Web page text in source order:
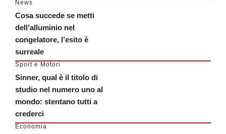
News
Cosa succede se metti
dell’alluminio nel
congelatore, l’esito è
surreale
Sport e Motori
Sinner, qual è il titolo di
studio nel numero uno al
mondo: stentano tutti a
crederci
Economia